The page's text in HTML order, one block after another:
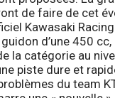
de faire de cet
Kawasaki
d’une 450
la catégorie au
piste dure et
du team